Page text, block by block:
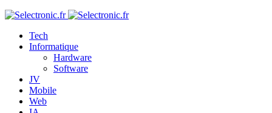
Tech
Informatique
Hardware
Software
JV
Mobile
Web